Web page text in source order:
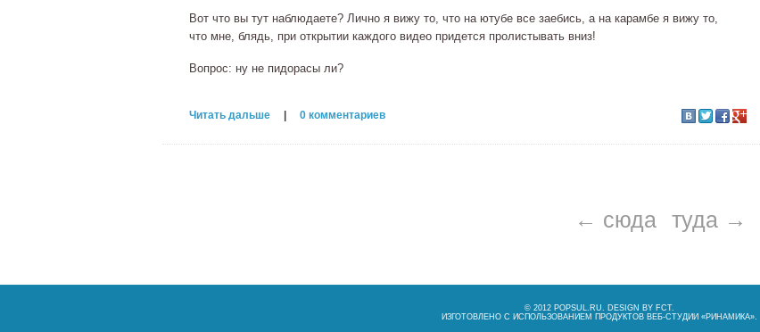
Вот что вы тут наблюдаете? Лично я вижу то, что на ютубе все заебись, а на карамбе я вижу то,
что мне, блядь, при открытии каждого видео придется пролистывать вниз!
Вопрос: ну не пидорасы ли?
Читать дальше 0 комментариев
← сюда туда →
© 2012 POPSUL.RU. DESIGN BY FCT.
ИЗГОТОВЛЕНО С ИСПОЛЬЗОВАНИЕМ ПРОДУКТОВ ВЕБ-СТУДИИ «РИНАМИКА».